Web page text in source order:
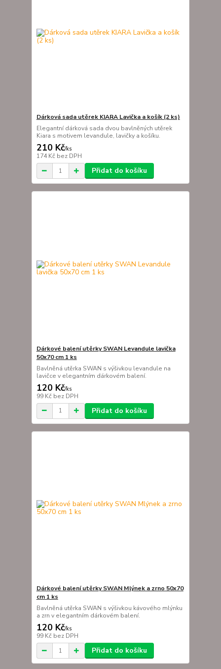
Dárková sada utěrek KIARA Lavička a košík (2 ks)
Elegantní dárková sada dvou bavlněných utěrek
Kiara s motivem levandule, lavičky a košíku.
210 Kč/ks
174 Kč bez DPH
Přidat do košíku
Dárkové balení utěrky SWAN Levandule lavička
50x70 cm 1 ks
Bavlněná utěrka SWAN s výšivkou levandule na
lavičce v elegantním dárkovém balení.
120 Kč/ks
99 Kč bez DPH
Přidat do košíku
Dárkové balení utěrky SWAN Mlýnek a zrno 50x70
cm 1 ks
Bavlněná utěrka SWAN s výšivkou kávového mlýnku
a zrn v elegantním dárkovém balení.
120 Kč/ks
99 Kč bez DPH
Přidat do košíku